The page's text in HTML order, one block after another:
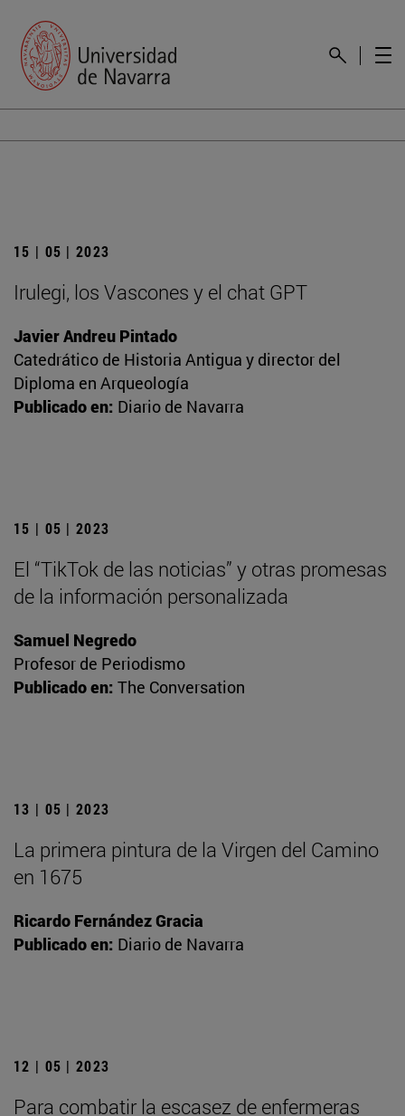
15 | 05 | 2023
Irulegi, los Vascones y el chat GPT
Javier Andreu Pintado
Catedrático de Historia Antigua y director del
Diploma en Arqueología
Publicado en: Diario de Navarra
15 | 05 | 2023
El “TikTok de las noticias” y otras promesas
de la información personalizada
Samuel Negredo
Profesor de Periodismo
Publicado en: The Conversation
13 | 05 | 2023
La primera pintura de la Virgen del Camino
en 1675
Ricardo Fernández Gracia
Publicado en: Diario de Navarra
12 | 05 | 2023
Para combatir la escasez de enfermeras